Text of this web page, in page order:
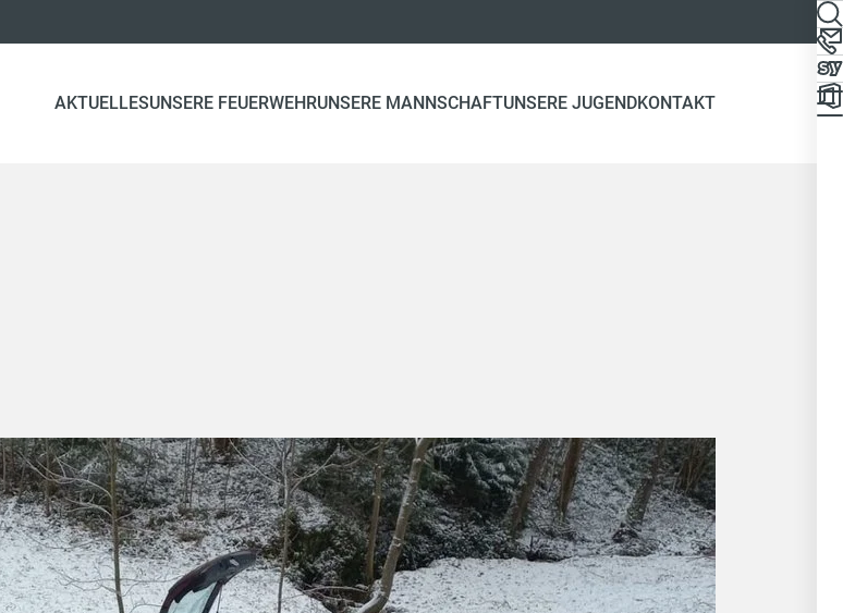
AKTUELLESUNSERE FEUERWEHRUNSERE MANNSCHAFTUNSERE JUGENDKONTAKT